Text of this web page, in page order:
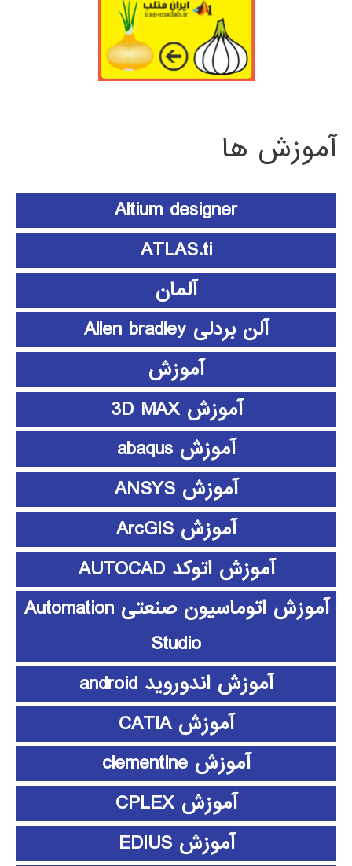
آموزش ها
Altium designer
ATLAS.ti
آلمان
آلن بردلی Allen bradley
آموزش
آموزش 3D MAX
آموزش abaqus
آموزش ANSYS
آموزش ArcGIS
آموزش اتوکد AUTOCAD
آموزش اتوماسیون صنعتی Automation
Studio
آموزش اندوروید android
آموزش CATIA
آموزش clementine
آموزش CPLEX
آموزش EDIUS